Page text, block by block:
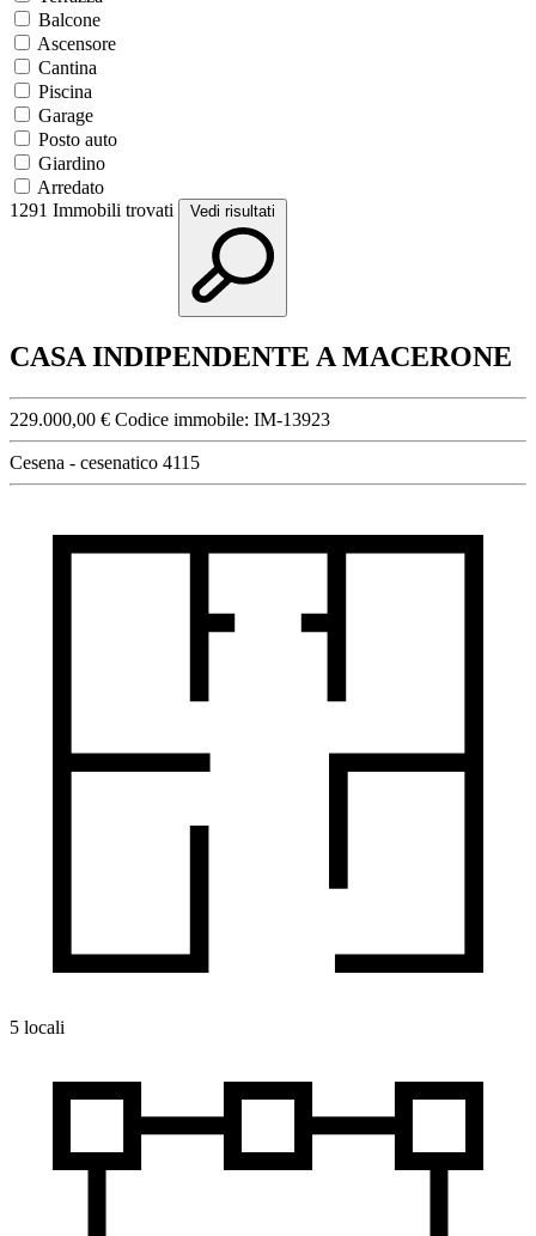
Balcone
Ascensore
Cantina
Piscina
Garage
Posto auto
Giardino
Arredato
1291 Immobili trovati Vedi risultati
CASA INDIPENDENTE A MACERONE
229.000,00 € Codice immobile: IM-13923
Cesena - cesenatico 4115
5 locali